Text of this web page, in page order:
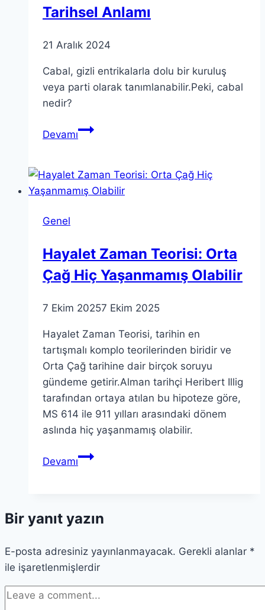
Tarihsel Anlamı
21 Aralık 2024
Cabal, gizli entrikalarla dolu bir kuruluş
veya parti olarak tanımlanabilir.Peki, cabal
nedir?
DevamıCabal:
ve
Tarihsel
Genel
Hayalet Zaman Teorisi: Orta
Çağ Hiç Yaşanmamış Olabilir
7 Ekim 20257 Ekim 2025
Hayalet Zaman Teorisi, tarihin en
tartışmalı komplo teorilerinden biridir ve
Orta Çağ tarihine dair birçok soruyu
gündeme getirir.Alman tarihçi Heribert Illig
tarafından ortaya atılan bu hipoteze göre,
MS 614 ile 911 yılları arasındaki dönem
aslında hiç yaşanmamış olabilir.
DevamıHayalet
Çağ
Yaşanmamış
Olabilir
Bir yanıt yazın
E-posta adresiniz yayınlanmayacak. Gerekli alanlar *
ile işaretlenmişlerdir